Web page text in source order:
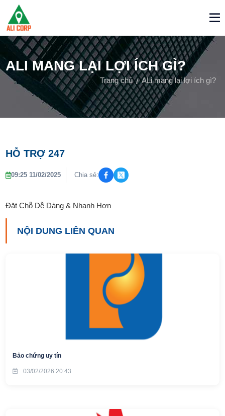
ALI MANG LẠI LỢI ÍCH GÌ?
Trang chủ ALi mang lại lợi ích gì?
HỖ TRỢ 247
09:25 11/02/2025 Chia sẻ:
Đặt Chỗ Dễ Dàng & Nhanh Hơn
NỘI DUNG LIÊN QUAN
Bảo chứng uy tín
03/02/2026 20:43